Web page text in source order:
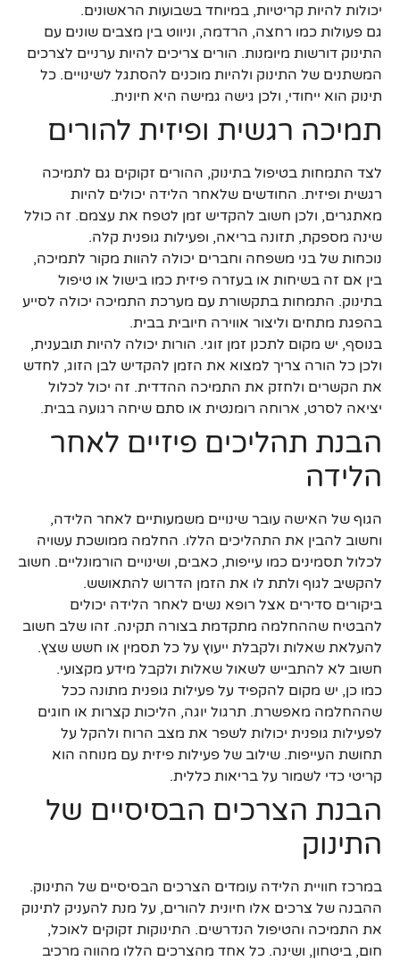
יכולות להיות קריטיות, במיוחד בשבועות הראשונים.
גם פעולות כמו רחצה, הרדמה, וניווט בין מצבים שונים עם
התינוק דורשות מיומנות. הורים צריכים להיות ערניים לצרכים
המשתנים של התינוק ולהיות מוכנים להסתגל לשינויים. כל
תינוק הוא ייחודי, ולכן גישה גמישה היא חיונית.
תמיכה רגשית ופיזית להורים
לצד התמחות בטיפול בתינוק, ההורים זקוקים גם לתמיכה
רגשית ופיזית. החודשים שלאחר הלידה יכולים להיות
מאתגרים, ולכן חשוב להקדיש זמן לטפח את עצמם. זה כולל
שינה מספקת, תזונה בריאה, ופעילות גופנית קלה.
נוכחות של בני משפחה וחברים יכולה להוות מקור לתמיכה,
בין אם זה בשיחות או בעזרה פיזית כמו בישול או טיפול
בתינוק. התמחות בתקשורת עם מערכת התמיכה יכולה לסייע
בהפגת מתחים וליצור אווירה חיובית בבית.
בנוסף, יש מקום לתכנן זמן זוגי. הורות יכולה להיות תובענית,
ולכן כל הורה צריך למצוא את הזמן להקדיש לבן הזוג, לחדש
את הקשרים ולחזק את התמיכה ההדדית. זה יכול לכלול
יציאה לסרט, ארוחה רומנטית או סתם שיחה רגועה בבית.
הבנת תהליכים פיזיים לאחר
הלידה
הגוף של האישה עובר שינויים משמעותיים לאחר הלידה,
וחשוב להבין את התהליכים הללו. החלמה ממושכת עשויה
לכלול תסמינים כמו עייפות, כאבים, ושינויים הורמונליים. חשוב
להקשיב לגוף ולתת לו את הזמן הדרוש להתאושש.
ביקורים סדירים אצל רופא נשים לאחר הלידה יכולים
להבטיח שההחלמה מתקדמת בצורה תקינה. זהו שלב חשוב
להעלאת שאלות ולקבלת ייעוץ על כל תסמין או חשש שצץ.
חשוב לא להתבייש לשאול שאלות ולקבל מידע מקצועי.
כמו כן, יש מקום להקפיד על פעילות גופנית מתונה ככל
שההחלמה מאפשרת. תרגול יוגה, הליכות קצרות או חוגים
לפעילות גופנית יכולות לשפר את מצב הרוח ולהקל על
תחושת העייפות. שילוב של פעילות פיזית עם מנוחה הוא
קריטי כדי לשמור על בריאות כללית.
הבנת הצרכים הבסיסיים של
התינוק
במרכז חוויית הלידה עומדים הצרכים הבסיסיים של התינוק.
ההבנה של צרכים אלו חיונית להורים, על מנת להעניק לתינוק
את התמיכה והטיפול הנדרשים. התינוקות זקוקים לאוכל,
חום, ביטחון, ושינה. כל אחד מהצרכים הללו מהווה מרכיב